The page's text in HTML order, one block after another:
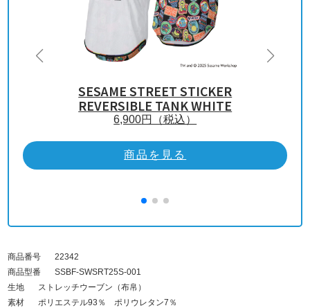
SESAME STREET STICKER
REVERSIBLE TANK WHITE
6,900円（税込）
商品を見る
商品番号
22342
商品型番
SSBF-SWSRT25S-001
生地
ストレッチウーブン（布帛）
素材
ポリエステル93％ ポリウレタン7％